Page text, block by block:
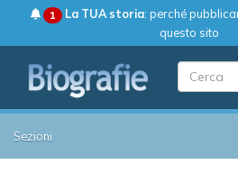
1 La TUA storia: perché
questo sito
Sezioni